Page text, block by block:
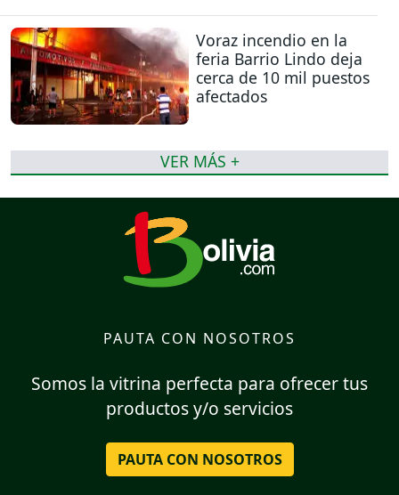
Voraz incendio en la
feria Barrio Lindo deja
cerca de 10 mil puestos
afectados
VER MÁS +
PAUTA CON NOSOTROS
Somos la vitrina perfecta para ofrecer tus
productos y/o servicios
PAUTA CON NOSOTROS